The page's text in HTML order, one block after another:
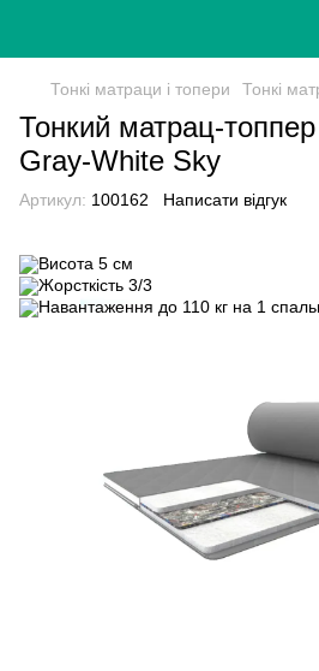
Тонкі матраци і топери Тонкі
Тонкий матрац-
Gray-White Sky
Артикул: 100162 Написати відгук